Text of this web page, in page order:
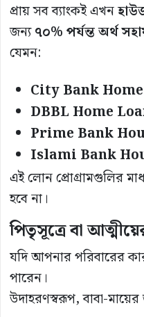
প্রায় সব ব্যাংকই এখন
জন্য৭০% পর্যন্ত অর্থ
যেমন:
City Bank
DBBL Home
Prime Bank
Islami Bank
এই লোন প্রোগ্রামগুলির
হবে না।
পিতৃসূত্রে বা
যদি আপনার পরিবারের
পারেন।
উদাহরণস্বরূপ, বাবা-